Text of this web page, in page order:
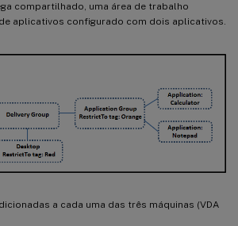
compartilhado, uma área de trabalho
aplicativos configurado com dois aplicativos.
a cada uma das três máquinas (VDA